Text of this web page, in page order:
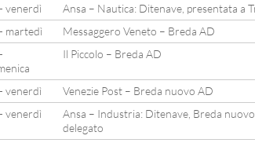
venerdì
Ansa – Nautica: Ditenave, presentata a
martedì
Messaggero Veneto – Breda AD
Il Piccolo – Breda AD
venerdì
Venezie Post – Breda nuovo AD
venerdì
Ansa – Industria: Ditenave, Breda
delegato